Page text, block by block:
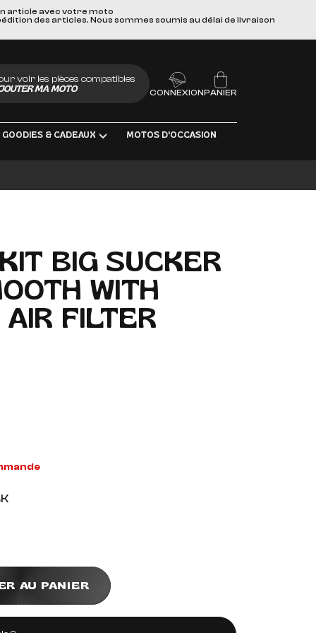
article avec votre moto
des articles. Nous sommes soumis au délai de livraison
voir les pièces compatibles
MA MOTO
CONNEXIONPANIER
GOODIES & CADEAUX MOTOS D'OCCASION
BIG SUCKER
WITH
FILTER
AU PANIER